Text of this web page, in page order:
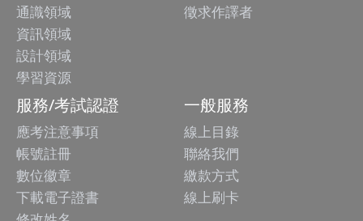
通識領域
資訊領域
設計領域
學習資源
徵求作譯者
服務/考試認證
應考注意事項
帳號註冊
數位徽章
下載電子證書
一般服務
線上目錄
聯絡我們
繳款方式
線上刷卡